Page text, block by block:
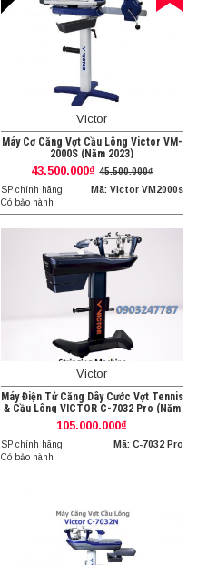
Victor
Máy Cơ Căng Vợt Cầu Lông Victor VM-
2000S (Năm 2023)
43.500.000₫ 45.500.000₫
SP chính hãng
Có bảo hành
Mã: Victor VM2000s
Victor
Máy Điện Tử Căng Dây Cước Vợt Tennis
& Cầu Lông VICTOR C-7032 Pro (Năm
2021-2022)
105.000.000₫
SP chính hãng
Có bảo hành
Mã: C-7032 Pro